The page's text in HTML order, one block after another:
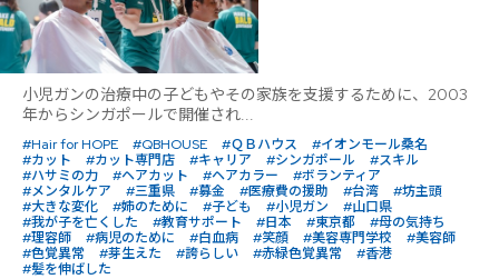
小児ガンの治療中の子どもやその家族を支援するために、2003
年からシンガポールで開催され...
#Hair for HOPE #QBHOUSE #ＱＢハウス
#イオンモール桑名
#カット
#カット専門店 #キャリア #シンガポール
#スキル
#ハサミの力
#ヘアカット #ヘアカラー
#ボランティア
#メンタルケア
#三重県 #募金 #医療費の援助 #台湾
#坊主頭
#大きな変化
#姉のために #子ども #小児ガン
#山口県
#我が子を亡くした
#教育サポート #日本 #東京都
#母の気持ち
#理容師
#病児のために #白血病 #笑顔 #美容専門学校
#美容師
#色覚異常
#芽生えた #誇らしい #赤緑色覚異常
#香港
#髪を伸ばした